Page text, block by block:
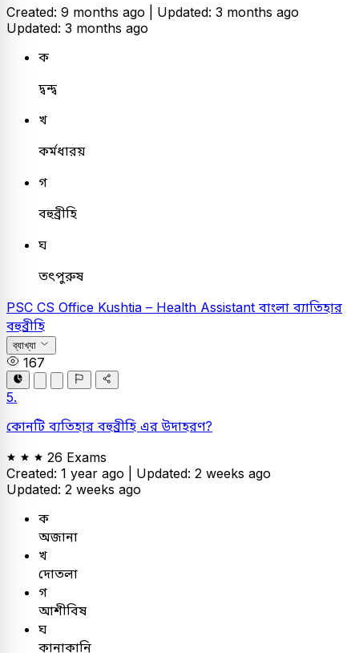
Created: 9 months ago | Updated: 3 months ago
Updated: 3 months ago
ক
দ্বন্দ্ব
খ
কর্মধারয়
গ
বহুব্রীহি
ঘ
তৎপুরুষ
PSC CS Office Kushtia – Health Assistant বাংলা ব্যাতিহার
বহুব্রীহি
ব্যাখ্যা
167
5.
কোনটি ব্যতিহার বহুব্রীহি এর উদাহরণ?
26 Exams
Created: 1 year ago | Updated: 2 weeks ago
Updated: 2 weeks ago
ক
অজানা
খ
দোতলা
গ
আশীবিষ
ঘ
কানাকানি